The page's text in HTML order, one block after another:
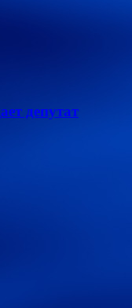
депутат